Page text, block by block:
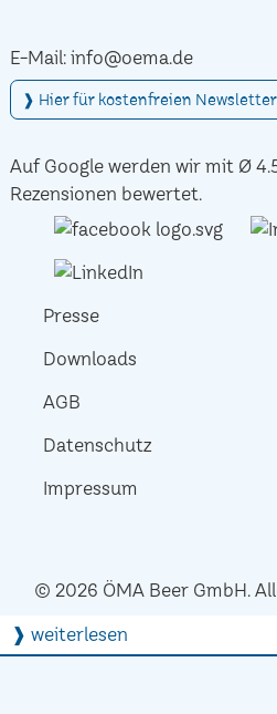
E-Mail: info@oema.de
❱ Hier für kostenfreien
Auf Google werden wir mit Ø
Rezensionen bewertet.
Presse
Downloads
AGB
Datenschutz
Impressum
© 2026 ÖMA Beer GmbH.
❱ weiterlesen